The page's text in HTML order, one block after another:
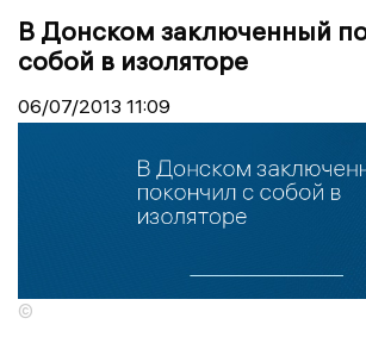
В Донском заключенный
собой в изоляторе
06/07/2013 11:09
©